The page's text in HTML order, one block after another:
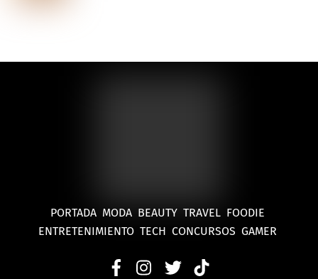
PORTADA MODA BEAUTY TRAVEL FOODIE
ENTRETENIMIENTO TECH CONCURSOS GAMER